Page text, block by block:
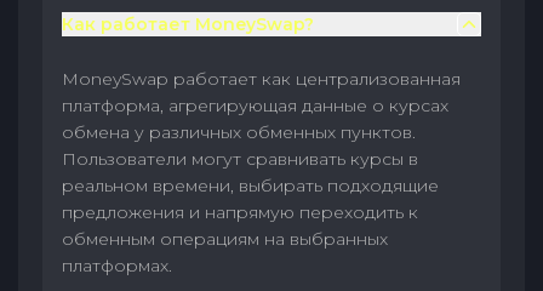
Как работает MoneySwap?
MoneySwap работает как централизованная
платформа, агрегирующая данные о курсах
обмена у различных обменных пунктов.
Пользователи могут сравнивать курсы в
реальном времени, выбирать подходящие
предложения и напрямую переходить к
обменным операциям на выбранных
платформах.